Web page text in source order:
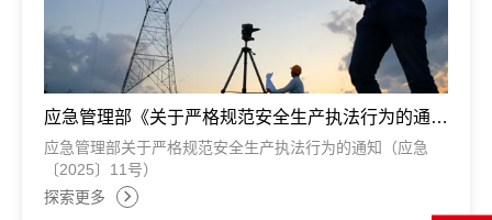
应急管理部《关于严格规范安全生产执法行为的通
知》
应急管理部关于严格规范安全生产执法行为的通知（应急
〔2025〕11号）
探索更多